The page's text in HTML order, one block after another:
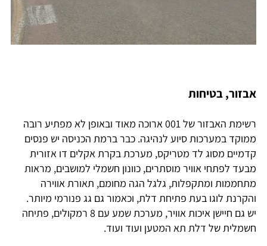
אבזור, בטיחות
רשימת האבזור של 001 ארוכה מאוד ובאופן לא מפתיע רובה
ממוקד במערכות סיוע לנהיגה. כבר ברמת הכניסה יש פנסים
קדמיים מסוג לד מטריקס, מערכת בקרת אקלים דו אזורית
מבעד לפתחי אוויר מוסתרים, כוונון חשמלי למושבים, מראות
מתחממות ומתקפלות, גלגל הגה מחומם, תאורת אווירה
והקרנת לוגו בעת פתיחת דלת, וכאמור גם גג פנורמי מיותר.
יש גם חיישן איכות אוויר, מערכת שמע עם 8 רמקולים, פתיחה
חשמלית של דלת תא המטען ועוד ועוד.